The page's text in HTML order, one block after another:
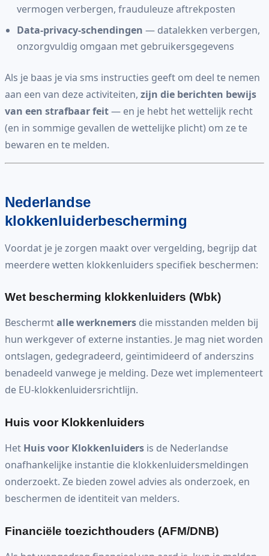
vermogen verbergen, frauduleuze aftrekposten
Data-privacy-schendingen — datalekken verbergen,
onzorgvuldig omgaan met gebruikersgegevens
Als je baas je via sms instructies geeft om deel te nemen
aan een van deze activiteiten, zijn die berichten bewijs
van een strafbaar feit— en je hebt het wettelijk recht
(en in sommige gevallen de wettelijke plicht) om ze te
bewaren en te melden.
Nederlandse
klokkenluiderbescherming
Voordat je je zorgen maakt over vergelding, begrijp dat
meerdere wetten klokkenluiders specifiek beschermen:
Wet bescherming klokkenluiders (Wbk)
Beschermtalle werknemers die misstanden melden bij
hun werkgever of externe instanties. Je mag niet worden
ontslagen, gedegradeerd, geïntimideerd of anderszins
benadeeld vanwege je melding. Deze wet implementeert
de EU-klokkenluidersrichtlijn.
Huis voor Klokkenluiders
Het Huis voor Klokkenluiders is de Nederlandse
onafhankelijke instantie die klokkenluidersmeldingen
onderzoekt. Ze bieden zowel advies als onderzoek, en
beschermen de identiteit van melders.
Financiële toezichthouders (AFM/DNB)